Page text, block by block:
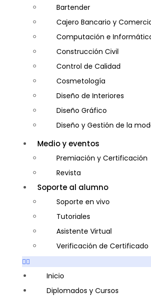
Bartender
Cajero Bancario y
Computación e
Construcción Civil
Control de Calidad
Cosmetología
Diseño de Interiores
Diseño Gráfico
Diseño y Gestión de la
Entrenador Personal y
Gastronomía
Gestor de Crédito y
Guía de Turismo
Inglés Americano
Marketing y Publicidad
Medio Ambiente y Seguridad
Plataforma Bancaria y
Secretaria Corporativo
Telemarketing
Ventas de Productos y
Medio y eventos
Premiación y Certificación
Revista
Soporte al alumno
Soporte en vivo
Tutoriales
Asistente Virtual
Verificación de Certificado
Inicio
Diplomados y Cursos